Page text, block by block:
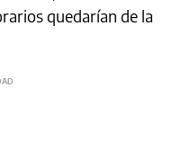
quedarían de la